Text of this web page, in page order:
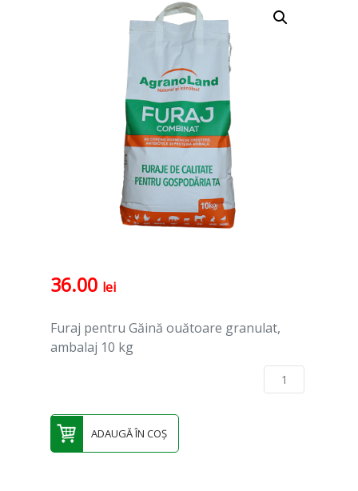
36.00 lei
Furaj pentru Găină ouătoare granulat,
ambalaj 10 kg
ADAUGĂ ÎN COȘ